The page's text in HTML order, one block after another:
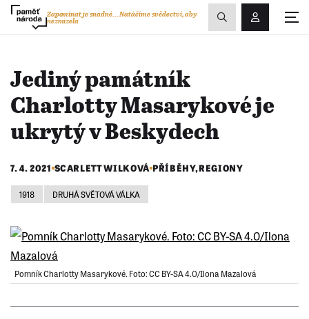
Přihlášení/
Zapomínat je snadné...Natáčíme svědectví, aby
nezmizela
Zobrazit
vyhledávání
Jediný památník
Charlotty Masarykové je
ukrytý v Beskydech
7. 4. 2021 SCARLETT WILKOVÁ PŘÍBĚHY,REGIONY
1918 DRUHÁ SVĚTOVÁ VÁLKA
Pomník Charlotty Masarykové. Foto: CC BY-SA 4.0/Ilona Mazalová